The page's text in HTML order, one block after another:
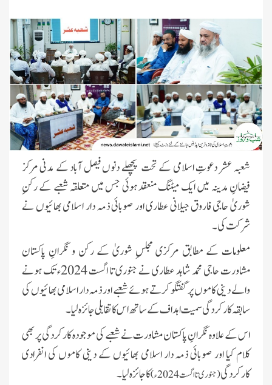
شعبہ عشر دعوتِ اسلامی کے تحت پچھلے دنوں فیصل آباد کے مدنی مرکز
فیضانِ مدینہ میں ایک میٹنگ منعقد ہوئی جس میں متعلقہ شعبے کے رکنِ
شوریٰ حاجی فاروق جیلانی عطاری اور صوبائی ذمہ دار اسلامی بھائیوں نے
شرکت کی۔
معلومات کے مطابق مرکزی مجلسِ شوریٰ کے رکن و نگرانِ پاکستان
مشاورت حاجی محمد شاہد عطاری نے جنوری تا اگست 2024ء تک ہونے
والے دینی کاموں پر گفتگو کرتے ہوئے شعبے اور ذمہ دار اسلامی بھائیوں کی
سابقہ کارکردگی سمیت اہداف کے ساتھ اس کا تقابلی جائزہ لیا ۔
اس کے علاوہ نگرانِ پاکستان مشاورت نے شعبے کی موجودہ کارکردگی پر بھی
کلام کیا اور صوبائی ذمہ دار اسلامی بھائیوں کے دینی کاموں کی انفرادی
کارکردگی(جنوری تا اگست 2024ء)
کا جائزہ لیا۔